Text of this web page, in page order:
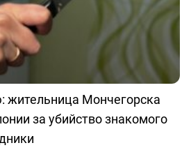
Мончегорска
за убийство знакомого